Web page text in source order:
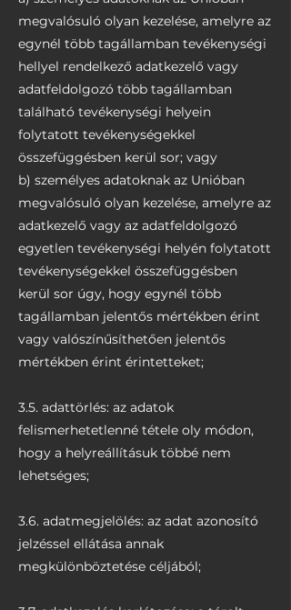
megvalósuló olyan kezelése, amelyre az
egynél több tagállamban tevékenységi
hellyel rendelkező adatkezelő vagy
adatfeldolgozó több tagállamban
található tevékenységi helyein
folytatott tevékenységekkel
összefüggésben kerül sor; vagy
b) személyes adatoknak az Unióban
megvalósuló olyan kezelése, amelyre az
adatkezelő vagy az adatfeldolgozó
egyetlen tevékenységi helyén folytatott
tevékenységekkel összefüggésben
kerül sor úgy, hogy egynél több
tagállamban jelentős mértékben érint
vagy valószínűsíthetően jelentős
mértékben érint érintetteket;
3.5. adattörlés: az adatok
felismerhetetlenné tétele oly módon,
hogy a helyreállításuk többé nem
lehetséges;
3.6. adatmegjelölés: az adat azonosító
jelzéssel ellátása annak
megkülönböztetése céljából;